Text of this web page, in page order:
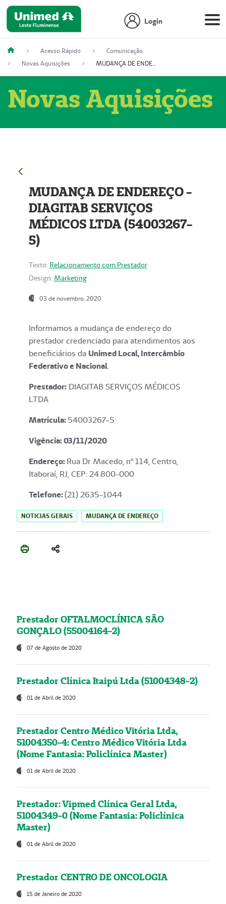
Login
Acesso Rápido
Comunicação
Novas Aquisições
MUDANÇA DE ENDEREÇO - DIAGITAB SERVIÇOS MÉDICOS LTDA (54003267-5)
Novas Aquisições
MUDANÇA DE ENDEREÇO -
DIAGITAB SERVIÇOS
MÉDICOS LTDA (54003267-
5)
Texto: Relacionamento com Prestador
Design: Marketing
03 de novembro, 2020
Informamos a mudança de endereço do
prestador credenciado para atendimentos aos
beneficiários da Unimed Local, Intercâmbio
Federativo e Nacional.
Prestador: DIAGITAB SERVIÇOS MÉDICOS
LTDA
Matrícula:54003267-5
Vigência: 03/11/2020
Endereço:Rua Dr Macedo, nº 114, Centro,
Itaboraí, RJ, CEP: 24.800-000
Telefone:(21) 2635-1044
NOTICIAS GERAIS MUDANÇA DE ENDEREÇO
Prestador OFTALMOCLÍNICA SÃO
GONÇALO (55004164-2)
07 de Agosto de 2020
Prestador Clínica Itaipú Ltda (51004348-2)
01 de Abril de 2020
Prestador Centro Médico Vitória Ltda,
51004350-4: Centro Médico Vitória Ltda
(Nome Fantasia: Policlínica Master)
01 de Abril de 2020
Prestador: Vipmed Clínica Geral Ltda,
51004349-0 (Nome Fantasia: Policlínica
Master)
01 de Abril de 2020
Prestador CENTRO DE ONCOLOGIA
15 de Janeiro de 2020